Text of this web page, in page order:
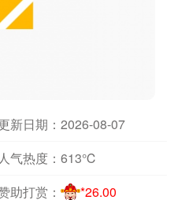
新日期：2026-08-07
友
人气热度： 613℃
助打赏： *26.00